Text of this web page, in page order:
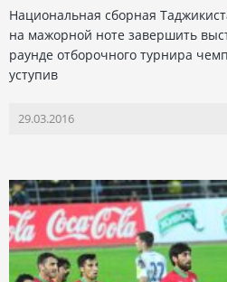
Национальная сборная
на мажорной ноте завершить
раунде отборочного турнира
уступив
29.03.2016